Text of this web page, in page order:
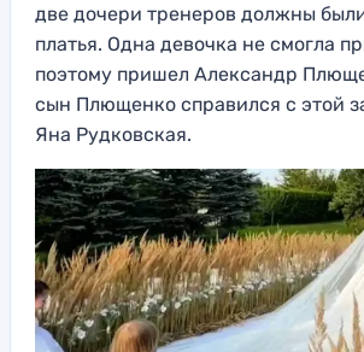
две дочери тренеров должны
платья. Одна девочка не смогла
поэтому пришел Александр
сын Плющенко справился с этой
Яна Рудковская.